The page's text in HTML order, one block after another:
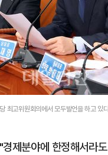
최고위원회의에서 모두발언을 하고
제분야에 한정해서라